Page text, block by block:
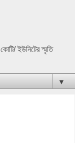
ইউনিটের স্মৃতি
▼